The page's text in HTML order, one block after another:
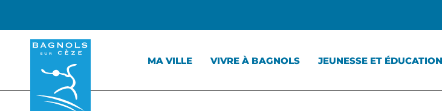
MA VILLE VIVRE À BAGNOLS JEUNESSE ET ÉDUCATION